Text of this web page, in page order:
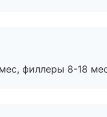
филлеры 8-18